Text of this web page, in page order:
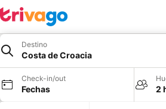
Destino
Costa de Croacia
Check-in/out
Fechas 2